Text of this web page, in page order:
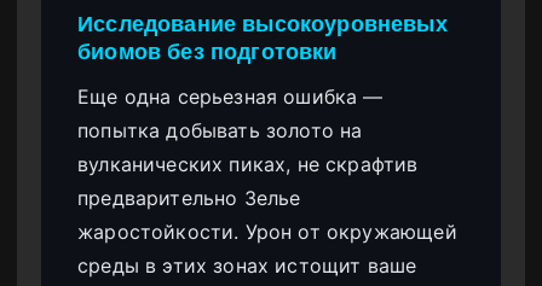
Исследование высокоуровневых
биомов без подготовки
Еще одна серьезная ошибка —
попытка добывать золото на
вулканических пиках, не скрафтив
предварительно Зелье
жаростойкости. Урон от окружающей
среды в этих зонах истощит ваше